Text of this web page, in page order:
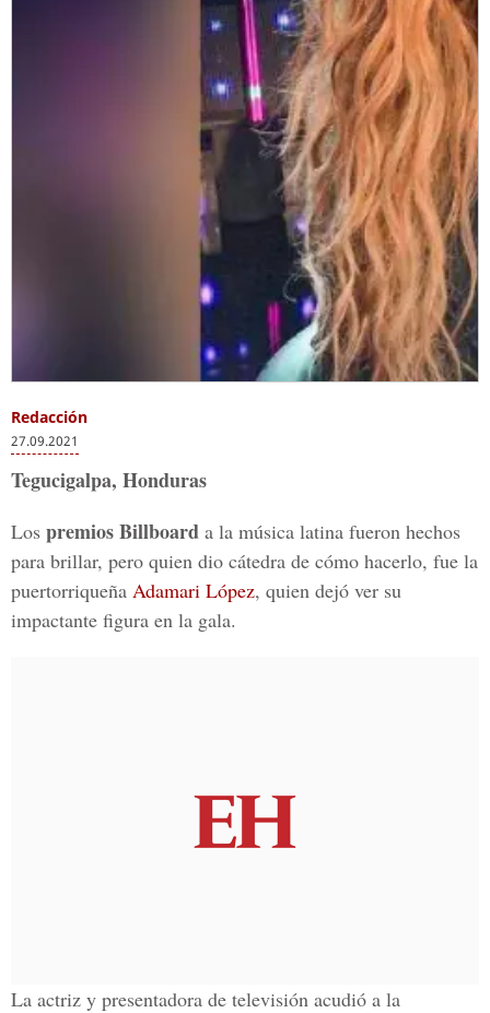
Redacción
27.09.2021
Tegucigalpa, Honduras
Los premios Billboard a la música latina fueron hechos
para brillar, pero quien dio cátedra de cómo hacerlo, fue la
puertorriqueña Adamari López, quien dejó ver su
impactante figura en la gala.
La actriz y presentadora de televisión acudió a la